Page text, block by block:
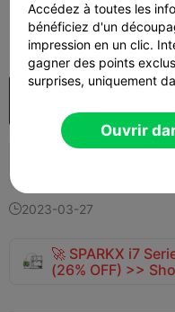
2023-03-27
🚀 SPARKX i7
(26% OFF) >>
Accédez à toutes les
bénéficiez d'un
impression en un clic.
gagner des points
surprises, uniquement
Ouvrir